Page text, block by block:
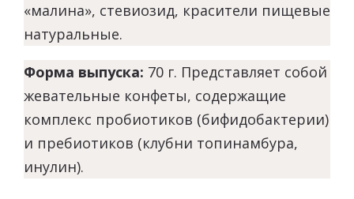
«малина», стевиозид, красители пищевые
натуральные.
Форма выпуска: 70 г. Представляет собой
жевательные конфеты, содержащие
комплекс пробиотиков (бифидобактерии)
и пребиотиков (клубни топинамбура,
инулин).